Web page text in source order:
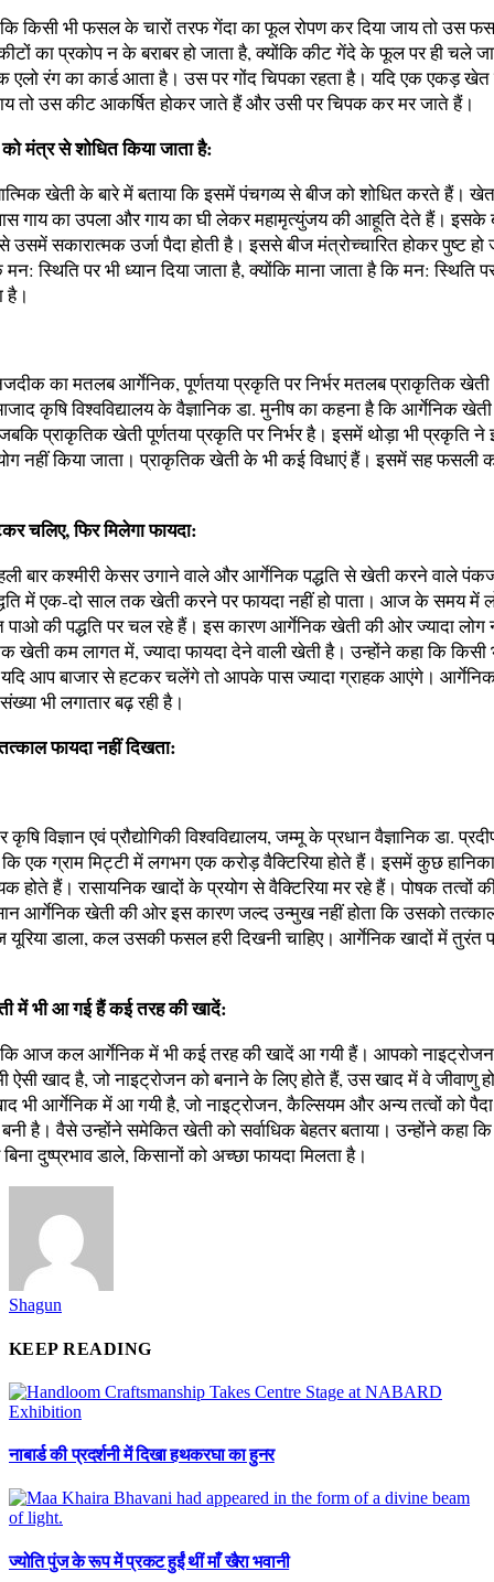
कि किसी भी फसल के चारों तरफ गेंदा का फूल रोपण कर दिया जाय तो उस
का प्रकोप न के बराबर हो जाता है, क्योंकि कीट गेंदे के फूल पर ही चले
एलो रंग का कार्ड आता है। उस पर गोंद चिपका रहता है। यदि एक एकड़ खेत
तो उस कीट आकर्षित होकर जाते हैं और उसी पर चिपक कर मर जाते हैं।
मंत्र से शोधित किया जाता है:
खेती के बारे में बताया कि इसमें पंचगव्य से बीज को शोधित करते हैं।
गाय का उपला और गाय का घी लेकर महामृत्युंजय की आहूति देते हैं। इसके
उसमें सकारात्मक उर्जा पैदा होती है। इससे बीज मंत्रोच्चारित होकर पुष्ट हो
स्थिति पर भी ध्यान दिया जाता है, क्योंकि माना जाता है कि मन: स्थिति
है।
का मतलब आर्गेनिक, पूर्णतया प्रकृति पर निर्भर मतलब प्राकृतिक खेती
कृषि विश्वविद्यालय के वैज्ञानिक डा. मुनीष का कहना है कि आर्गेनिक
प्राकृतिक खेती पूर्णतया प्रकृति पर निर्भर है। इसमें थोड़ा भी प्रकृति ने
नहीं किया जाता। प्राकृतिक खेती के भी कई विधाएं हैं। इसमें सह फसली
चलिए, फिर मिलेगा फायदा:
बार कश्मीरी केसर उगाने वाले और आर्गेनिक पद्धति से खेती करने वाले
में एक-दो साल तक खेती करने पर फायदा नहीं हो पाता। आज के समय में
की पद्धति पर चल रहे हैं। इस कारण आर्गेनिक खेती की ओर ज्यादा लोग
खेती कम लागत में, ज्यादा फायदा देने वाली खेती है। उन्होंने कहा कि
आप बाजार से हटकर चलेंगे तो आपके पास ज्यादा ग्राहक आएंगे।
भी लगातार बढ़ रही है।
फायदा नहीं दिखता:
विज्ञान एवं प्रौद्योगिकी विश्वविद्यालय, जम्मू के प्रधान वैज्ञानिक डा.
एक ग्राम मिट्टी में लगभग एक करोड़ वैक्टिरिया होते हैं। इसमें कुछ
होते हैं। रासायनिक खादों के प्रयोग से वैक्टिरिया मर रहे हैं। पोषक तत्वों
आर्गेनिक खेती की ओर इस कारण जल्द उन्मुख नहीं होता कि उसको
डाला, कल उसकी फसल हरी दिखनी चाहिए। आर्गेनिक खादों में तुरंत
में भी आ गई हैं कई तरह की खादें:
कि आज कल आर्गेनिक में भी कई तरह की खादें आ गयी हैं। आपको नाइट्रोजन
ऐसी खाद है, जो नाइट्रोजन को बनाने के लिए होते हैं, उस खाद में वे जीवाणु
भी आर्गेनिक में आ गयी है, जो नाइट्रोजन, कैल्सियम और अन्य तत्वों को
है। वैसे उन्होंने समेकित खेती को सर्वाधिक बेहतर बताया। उन्होंने कहा
दुष्प्रभाव डाले, किसानों को अच्छा फायदा मिलता है।
Shagun
KEEP READING
नाबार्ड की प्रदर्शनी में दिखा हथकरघा का हुनर
ज्योति पुंज के रूप में प्रकट हुईं थीं माँ खैरा भवानी